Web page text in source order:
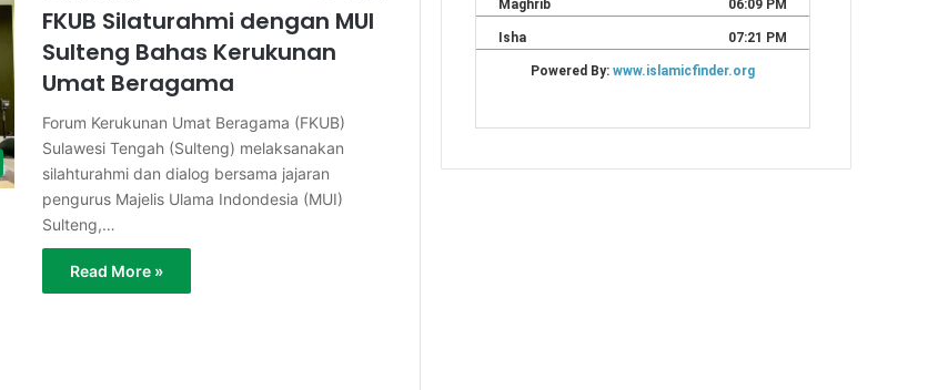
FKUB Silaturahmi dengan MUI
Sulteng Bahas Kerukunan
Umat Beragama
Forum Kerukunan Umat Beragama (FKUB)
Sulawesi Tengah (Sulteng) melaksanakan
silahturahmi dan dialog bersama jajaran
pengurus Majelis Ulama Indondesia (MUI)
Sulteng,…
Read More »